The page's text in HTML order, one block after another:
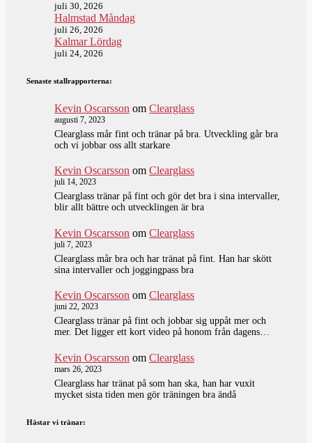
juli 30, 2026
Halmstad Måndag
juli 26, 2026
Kalmar Lördag
juli 24, 2026
Senaste stallrapporterna:
Kevin Oscarsson om Clearglass
augusti 7, 2023
Clearglass mår fint och tränar på bra. Utveckling går bra
och vi jobbar oss allt starkare
Kevin Oscarsson om Clearglass
juli 14, 2023
Clearglass tränar på fint och gör det bra i sina intervaller,
blir allt bättre och utvecklingen är bra
Kevin Oscarsson om Clearglass
juli 7, 2023
Clearglass mår bra och har tränat på fint. Han har skött
sina intervaller och joggingpass bra
Kevin Oscarsson om Clearglass
juni 22, 2023
Clearglass tränar på fint och jobbar sig uppåt mer och
mer. Det ligger ett kort video på honom från dagens…
Kevin Oscarsson om Clearglass
mars 26, 2023
Clearglass har tränat på som han ska, han har vuxit
mycket sista tiden men gör träningen bra ändå
Hästar vi tränar: